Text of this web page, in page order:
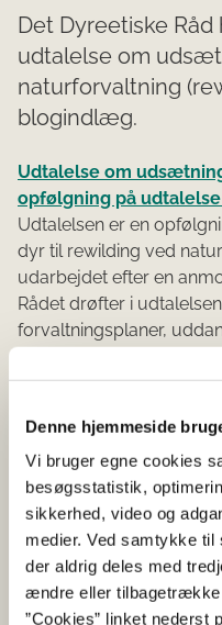
Denne hjemmeside
Vi bruger egne cookies
besøgsstatistik,
sikkerhed, video og
medier. Ved samtykke
der aldrig deles med
ændre eller
”Cookies” linket nederst
Det Dyreetiske
udtalelse om
naturforvaltning
blogindlæg.
Udtalelse om
opfølgning på
Udtalelsen er en
dyr til rewilding ved
udarbejdet efter en
Rådet drøfter i
forvaltningsplaner,
Nye indlæg på
Servicehunde skal
opfyldt
af Pernille Hansen
Skal vi fodre de vilde
af Jes Aagaard